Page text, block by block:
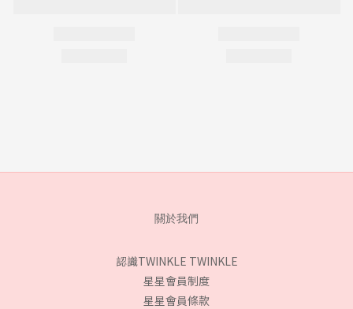
關於我們
認識TWINKLE TWINKLE
星星會員制度
星星會員條款